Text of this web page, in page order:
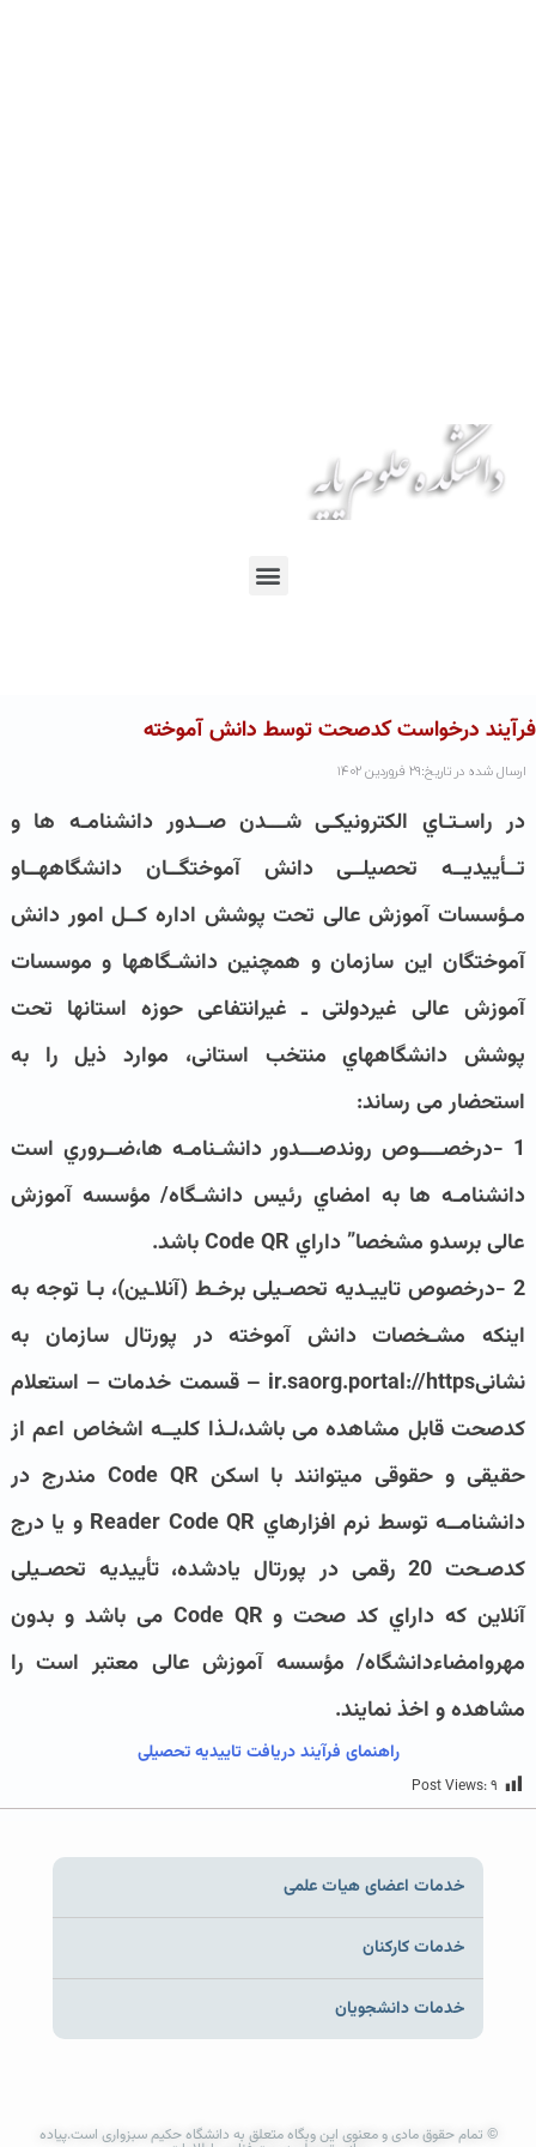
فرآيند درخواست کدصحت توسط دانش آموخته
ارسال شده در تاریخ:۲۹ فروردین ۱۴۰۲
در راسـتـاي الکترونیکـی شـــدن صــدور دانشنامـه ها و
تــأییدیــه تحصیلــی دانش آموختگــان دانشگاههــاو
مـؤسسات آموزش عالی تحت پوشش اداره کــل امور دانش
آموختگان این سازمان و همچنین دانشـگاهها و موسسات
آموزش عالی غیردولتی ـ غیرانتفاعی حوزه استانها تحت
پوشش دانشگاههاي منتخب استانی، موارد ذیل را به
استحضار می رساند:
1 -درخصــــوص روندصـــدور دانشـنامـه ها،ضــروري است
دانشنامـه ها به امضاي رئیس دانشـگاه/ مؤسسه آموزش
عالی برسدو مشخصا” داراي Code QR باشد.
2 -درخصوص تاییـدیه تحصـیلی برخـط (آنلاـین)، بـا توجه به
اینکه مشـخصات دانش آموخته در پورتال سازمان به
نشانیir.saorg.portal://https – قسمت خدمات – استعلام
کدصحت قابل مشاهده می باشد،لـذا کلیــه اشخاص اعم از
حقیقی و حقوقی میتوانند با اسکن Code QR مندرج در
دانشنامــه توسط نرم افزارهاي Reader Code QR و یا درج
کدصـحت 20 رقمی در پورتال یادشده، تأییدیه تحصـیلی
آنلاین که داراي کد صحت و Code QR می باشد و بدون
مهروامضاءدانشگاه/ مؤسسه آموزش عالی معتبر است را
مشاهده و اخذ نمایند.
راهنمای فرآیند دریافت تاییدیه تحصیلی
Post Views:۹
خدمات اعضای هیات علمی
خدمات کارکنان
خدمات دانشجویان
© تمام حقوق مادی و معنوی این وبگاه متعلق به دانشگاه حکیم سبزواری است.پیاده